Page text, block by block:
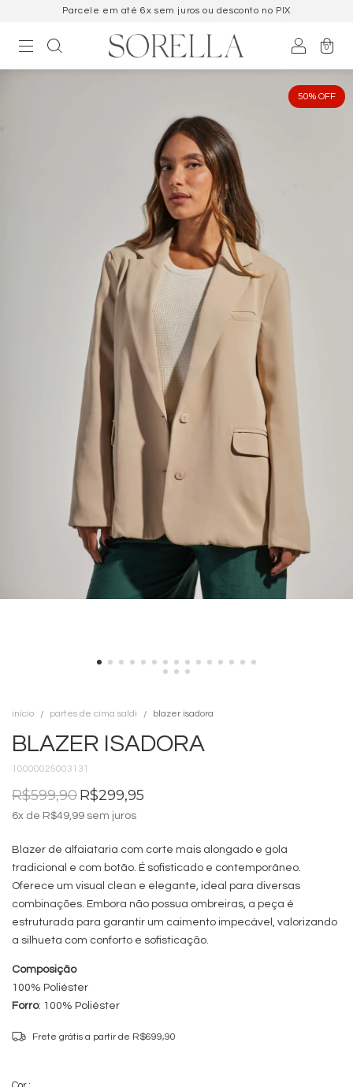
Parcele em até 6x sem juros ou desconto no PIX
0
50% OFF
início partes de cima saldi blazer isadora
BLAZER ISADORA
10000025003131
R$599,90R$299,95
6x de R$49,99 sem juros
Blazer de alfaiataria com corte mais alongado e gola
tradicional e com botão. É sofisticado e contemporâneo.
Oferece um visual clean e elegante, ideal para diversas
combinações. Embora não possua ombreiras, a peça é
estruturada para garantir um caimento impecável, valorizando
a silhueta com conforto e sofisticação.
Composição
100% Poliéster
Forro: 100% Poliéster
Frete grátis a partir de R$699,90